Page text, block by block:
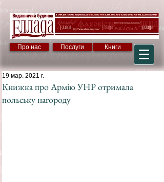
Про нас Послуги Книги
Книжка про Армію УНР отримала
польську нагороду
19 мар. 2021 г.